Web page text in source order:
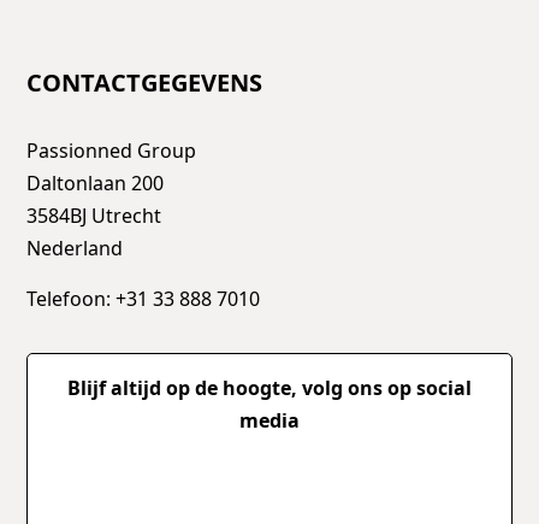
CONTACTGEGEVENS
Passionned Group
Daltonlaan 200
3584BJ Utrecht
Nederland
Telefoon: +31 33 888 7010
Blijf altijd op de hoogte, volg ons op social
media